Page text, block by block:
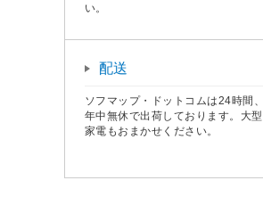
い。
配送
ソフマップ・ドットコムは24時間、
年中無休で出荷しております。大型
家電もおまかせください。